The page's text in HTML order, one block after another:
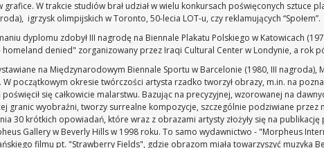
grafice. W trakcie studiów brał udział w wielu konkursach poświęconych
igrzysk olimpijskich w Toronto, 50-lecia LOT-u, czy reklamujących “Społem”.
dyplomu zdobył III nagrodę na Biennale Plakatu Polskiego w Katowicach
homeland denied" zorganizowany przez Iraqi Cultural Center w Londynie, a
na Międzynarodowym Biennale Sportu w Barcelonie (1980, III
W początkowym okresie twórczości artysta rzadko tworzył obrazy, m.in. na
się całkowicie malarstwu. Bazując na precyzyjnej, wzorowanej na
granic wyobraźni, tworzy surrealne kompozycje, szczególnie podziwiane
30 krótkich opowiadań, które wraz z obrazami artysty złożyły się na
Gallery w Beverly Hills w 1998 roku. To samo wydawnictwo - "Morpheus
filmu pt. "Strawberry Fields", gdzie obrazom miała towarzyszyć muzyka